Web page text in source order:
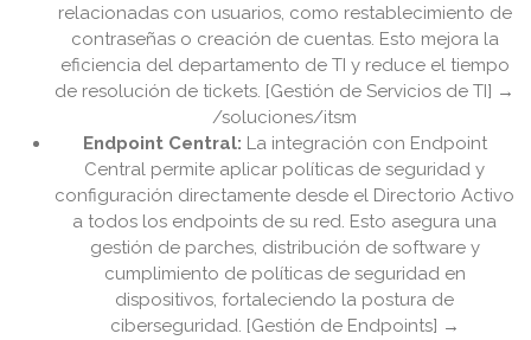
relacionadas con usuarios, como restablecimiento de
contraseñas o creación de cuentas. Esto mejora la
eficiencia del departamento de TI y reduce el tiempo
de resolución de tickets. [Gestión de Servicios de TI] →
/soluciones/itsm
Endpoint Central: La integración con Endpoint
Central permite aplicar políticas de seguridad y
configuración directamente desde el Directorio Activo
a todos los endpoints de su red. Esto asegura una
gestión de parches, distribución de software y
cumplimiento de políticas de seguridad en
dispositivos, fortaleciendo la postura de
ciberseguridad. [Gestión de Endpoints] →